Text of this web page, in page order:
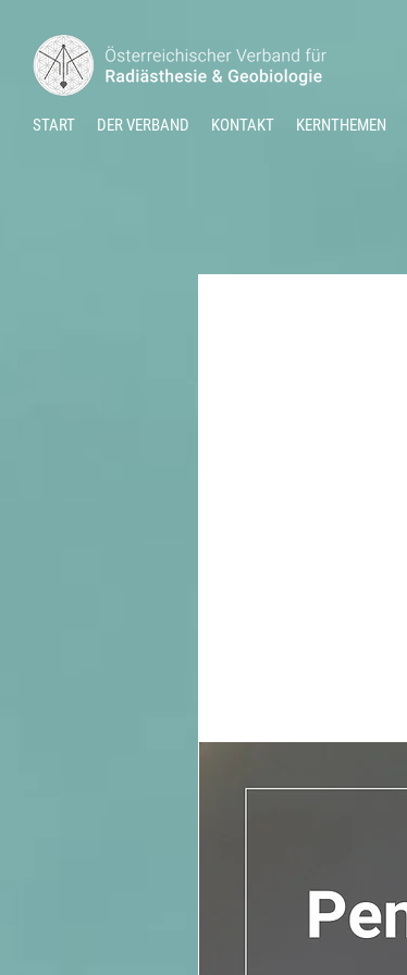
START DER VERBAND KONTAKT KERNTHEMEN